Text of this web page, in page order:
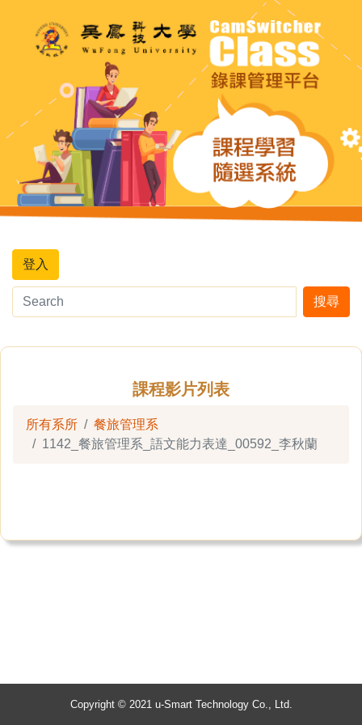
登入
搜尋
課程影片列表
所有系所
餐旅管理系
1142_餐旅管理系_語文能力表達_00592_李秋蘭
Copyright © 2021 u-Smart Technology Co., Ltd.